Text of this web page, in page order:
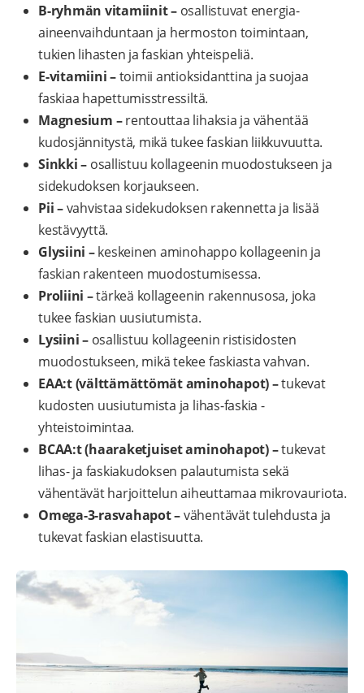
B-ryhmän vitamiinit –osallistuvat energia-
aineenvaihduntaan ja hermoston toimintaan,
tukien lihasten ja faskian yhteispeliä.
E-vitamiini –toimii antioksidanttina ja suojaa
faskiaa hapettumisstressiltä.
Magnesium –rentouttaa lihaksia ja vähentää
kudosjännitystä, mikä tukee faskian liikkuvuutta.
Sinkki – osallistuu kollageenin muodostukseen ja
sidekudoksen korjaukseen.
Pii –vahvistaa sidekudoksen rakennetta ja lisää
kestävyyttä.
Glysiini –keskeinen aminohappo kollageenin ja
faskian rakenteen muodostumisessa.
Proliini –tärkeä kollageenin rakennusosa, joka
tukee faskian uusiutumista.
Lysiini –osallistuu kollageenin ristisidosten
muodostukseen, mikä tekee faskiasta vahvan.
EAA:t (välttämättömät aminohapot) –tukevat
kudosten uusiutumista ja lihas-faskia -
yhteistoimintaa.
BCAA:t (haaraketjuiset aminohapot) –tukevat
lihas- ja faskiakudoksen palautumista sekä
vähentävät harjoittelun aiheuttamaa mikrovauriota.
Omega-3-rasvahapot –vähentävät tulehdusta ja
tukevat faskian elastisuutta.